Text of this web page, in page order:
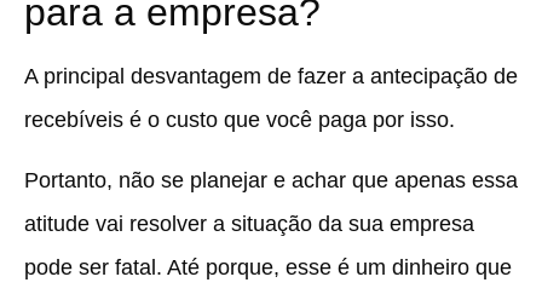
para a empresa?
A principal desvantagem de fazer a antecipação de
recebíveis é o custo que você paga por isso.
Portanto, não se planejar e achar que apenas essa
atitude vai resolver a situação da sua empresa
pode ser fatal. Até porque, esse é um dinheiro que